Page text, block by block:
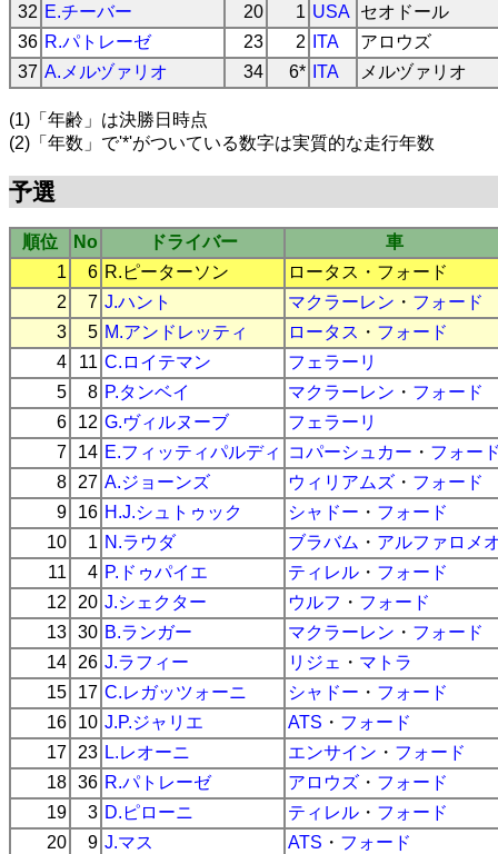
32 E.チーバー 20 1 USA セオドール
36 R.パトレーゼ 23 2 ITA
アロウズ
37 A.メルヅァリオ 34 6* ITA メルヅァリオ
(1)「年齢」は決勝日時点
(2)「年数」で'*'がついている数字は実質的な走行年数
予選
順位 No ドライバー
車
1
6 R.ピーターソン ロータス ・ フォード
2
7 J.ハント マクラーレン ・ フォード
3
5 M.アンドレッティ ロータス ・ フォード
4
11 C.ロイテマン
フェラーリ
5
8 P.タンベイ マクラーレン ・ フォード
6
12 G.ヴィルヌーブ
フェラーリ
7
14 E.フィッティパルディ コパーシュカー ・ フォー
8
27 A.ジョーンズ ウィリアムズ ・ フォード
9
16 H.J.シュトゥック シャドー ・ フォード
10
1 N.ラウダ ブラバム ・ アルファロメ
11
4 P.ドゥパイエ ティレル ・ フォード
12
20 J.シェクター ウルフ ・ フォード
13 30 B.ランガー マクラーレン ・ フォード
14
26 J.ラフィー リジェ ・ マトラ
15
17 C.レガッツォーニ シャドー ・ フォード
16
10 J.P.ジャリエ ATS ・ フォード
17
23 L.レオーニ エンサイン ・ フォード
18 36 R.パトレーゼ アロウズ ・ フォード
19
3 D.ピローニ ティレル ・ フォード
20
9 J.マス ATS ・ フォード